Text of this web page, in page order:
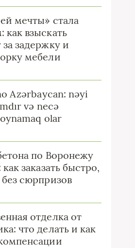
мечты» стала
взыскать
задержку и
мебели
Azərbaycan: nəyi
və necə
olar
по Воронежу
заказать быстро,
сюрпризов
отделка от
что делать и как